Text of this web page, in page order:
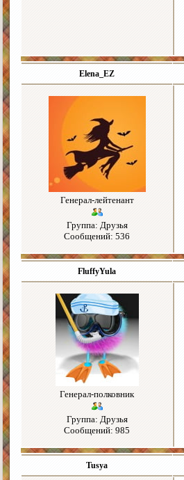
Elena_EZ
Генерал-лейтенант
Группа: Друзья
Сообщений: 536
FluffyYula
Генерал-полковник
Группа: Друзья
Сообщений: 985
Tusya